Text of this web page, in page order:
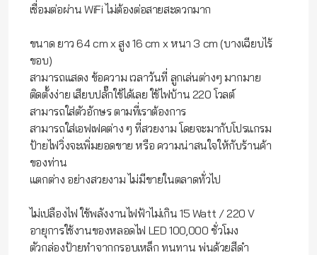
เชื่อมต่อผ่าน WiFi ไม่ต้องต่อสายสะดวกมาก
ขนาด ยาว 64 cm x สูง 16 cm x หนา 3 cm (บางเฉียบไร้
ขอบ)
สามารถแสดง ข้อความ เวลาวันที่ ลูกเล่นต่างๆ มากมาย
ติดตั้งง่าย เสียบปลั๊กใช้ได้เลย ใช้ไฟบ้าน 220 โวลต์
สามารถใส่ตัวอักษร ตามที่เราต้องการ
สามารถใส่เอฟเฟคต่าง ๆ ที่สวยงาม โดยจะมากับโปรแกรม
ป้ายไฟวิ่งจะเพิ่มยอดขาย หรือ ความน่าสนใจให้กับร้านค้า
ของท่าน
แตกต่าง อย่างสวยงาม ไม่มีขายในตลาดทั่วไป
ไม่เปลืองไฟ ใช้พลังงานไฟฟ้าไม่เกิน 15 Watt / 220 V
อายุการใช้งานของหลอดไฟ LED 100,000 ชั่วโมง
ตัวกล่องป้ายทำจากกรอบเหล็ก ทนทาน พ่นด้วยสีดำ